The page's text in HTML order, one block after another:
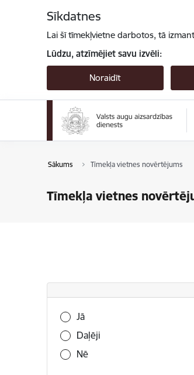
Sīkdatnes
Lai šī tīmekļvietne darbotos, tā
Lūdzu, atzīmējiet savu izvēli:
Noraidīt
Sākums Tīmekļa vietnes novērtējums
Tīmekļa vietnes
Vai šī informācija bija
Jā
Daļēji
Nē